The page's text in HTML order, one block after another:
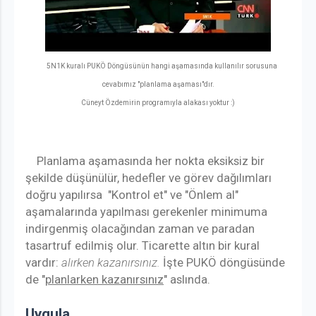
5N1K kuralı PUKÖ Döngüsünün hangi aşamasında kullanılır sorusuna
cevabımız "planlama aşaması"dır.
Cüneyt Özdemirin programıyla alakası yoktur :)
Planlama aşamasında her nokta eksiksiz bir
şekilde düşünülür, hedefler ve görev dağılımları
doğru yapılırsa "Kontrol et" ve "Önlem al"
aşamalarında yapılması gerekenler minimuma
indirgenmiş olacağından zaman ve paradan
tasartruf edilmiş olur. Ticarette altın bir kural
vardır: alırken kazanırsınız. İşte PUKÖ döngüsünde
de "planlarken kazanırsınız" aslında.